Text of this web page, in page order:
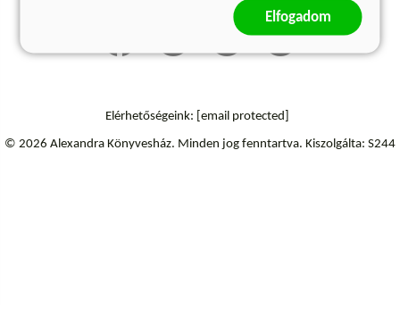
Elérhetőségeink: [email protected]
© 2026 Alexandra Könyvesház. Minden jog fenntartva. Kiszolgálta: S244
Elfogadom